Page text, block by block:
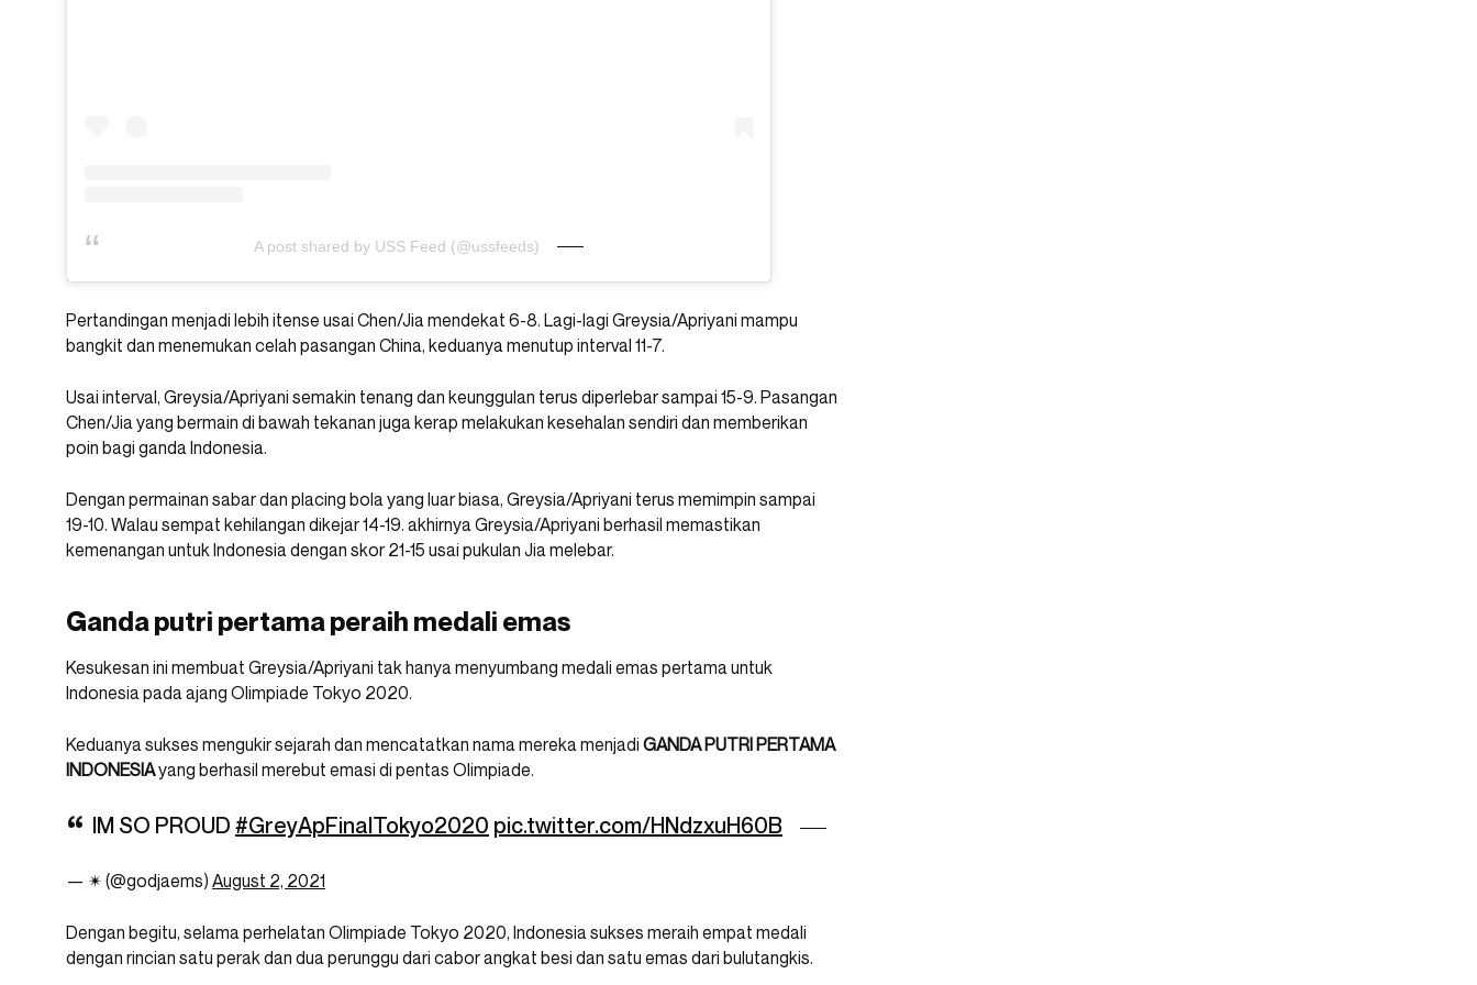
A post shared by USS Feed (@ussfeeds)
Pertandingan menjadi lebih itense usai Chen/Jia mendekat 6-8. Lagi-lagi Greysia/Apriyani mampu
bangkit dan menemukan celah pasangan China, keduanya menutup interval 11-7.
Usai interval, Greysia/Apriyani semakin tenang dan keunggulan terus diperlebar sampai 15-9. Pasangan
Chen/Jia yang bermain di bawah tekanan juga kerap melakukan kesehalan sendiri dan memberikan
poin bagi ganda Indonesia.
Dengan permainan sabar dan placing bola yang luar biasa, Greysia/Apriyani terus memimpin sampai
19-10. Walau sempat kehilangan dikejar 14-19. akhirnya Greysia/Apriyani berhasil memastikan
kemenangan untuk Indonesia dengan skor 21-15 usai pukulan Jia melebar.
Ganda putri pertama peraih medali emas
Kesukesan ini membuat Greysia/Apriyani tak hanya menyumbang medali emas pertama untuk
Indonesia pada ajang Olimpiade Tokyo 2020.
Keduanya sukses mengukir sejarah dan mencatatkan nama mereka menjadi GANDA PUTRI PERTAMA
INDONESIAyang berhasil merebut emasi di pentas Olimpiade.
IM SO PROUD #GreyApFinalTokyo2020 pic.twitter.com/HNdzxuH60B
— ✴︎ (@godjaems) August 2, 2021
Dengan begitu, selama perhelatan Olimpiade Tokyo 2020, Indonesia sukses meraih empat medali
dengan rincian satu perak dan dua perunggu dari cabor angkat besi dan satu emas dari bulutangkis.